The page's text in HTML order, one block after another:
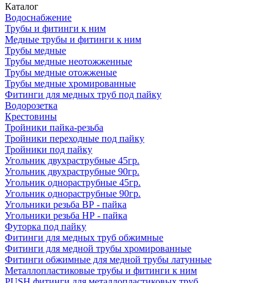
Каталог
Водоснабжение
Трубы и фитинги к ним
Медные трубы и фитинги к ним
Трубы медные
Трубы медные неотожженные
Трубы медные отожженые
Трубы медные хромированные
Фитинги для медных труб под пайку
Водорозетка
Крестовины
Тройники пайка-резьба
Тройники переходные под пайку
Тройники под пайку
Угольник двухраструбные 45гр.
Угольник двухраструбные 90гр.
Угольник однораструбные 45гр.
Угольник однораструбные 90гр.
Угольники резьба ВР - пайка
Угольники резьба НР - пайка
Футорка под пайку
Фитинги для медных труб обжимные
Фитинги для медной трубы хромированные
Фитинги обжимные для медной трубы латунные
Металлопластиковые трубы и фитинги к ним